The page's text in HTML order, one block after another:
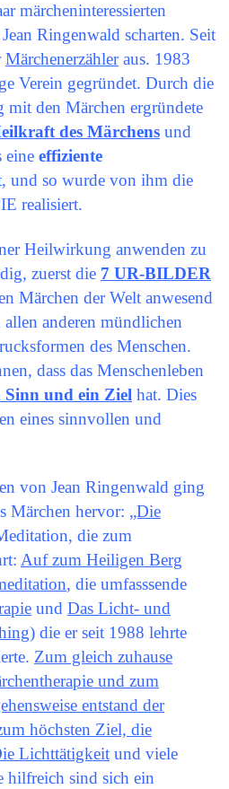
märcheninteressierten
Ringenwald scharten. Seit
Märchenerzähleraus. 1983
Verein gegründet. Durch die
mit den Märchen ergründete
des Märchens und
eine effiziente
und so wurde von ihm die
realisiert.
Heilwirkung anwenden zu
zuerst die 7 UR-BILDER
Märchen der Welt anwesend
anderen mündlichen
des Menschen.
dass das Menschenleben
und ein Ziel hat. Dies
eines sinnvollen und
von Jean Ringenwald ging
Märchen hervor: „Die
die zum
Auf zum Heiligen Berg
, die umfasssende
und Das Licht- und
die er seit 1988 lehrte
Zum gleich zuhause
und zum
entstand der
höchsten Ziel, die
Lichttätigkeit und viele
hilfreich sind sich ein